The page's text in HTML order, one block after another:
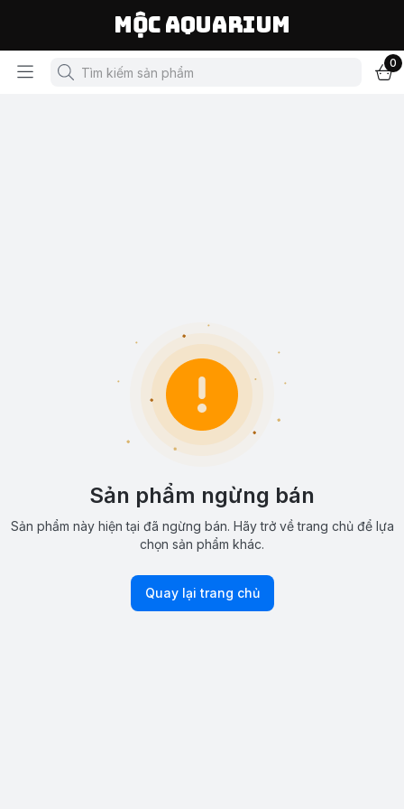
Mộc Aquarium
0
Sản phẩm ngừng bán
Sản phẩm này hiện tại đã ngừng bán. Hãy trở về trang chủ để lựa
chọn sản phẩm khác.
Quay lại trang chủ